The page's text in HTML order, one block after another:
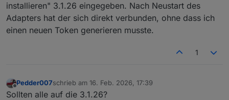
installieren" 3.1.26 eingegeben. Nach Neustart des
Adapters hat der sich direkt verbunden, ohne dass ich
einen neuen Token generieren musste.
1
Offline
Pedder007schrieb am 16. Feb. 2026, 17:39
zuletzt editiert von
Sollten alle auf die 3.1.26?